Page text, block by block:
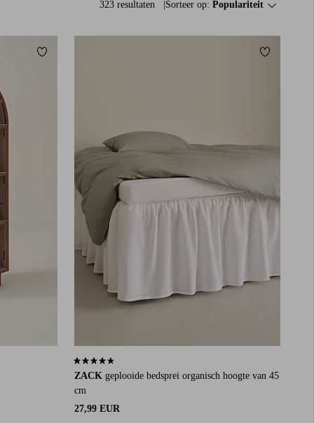
323 resultaten Sorteer op: Populariteit
Toevoegen aan favorieten
ZACK geplooide bedsprei organisch hoogte van 45
cm
27,99 EUR
4,4 op basis van 1482 beoordelingen
Toevoegen